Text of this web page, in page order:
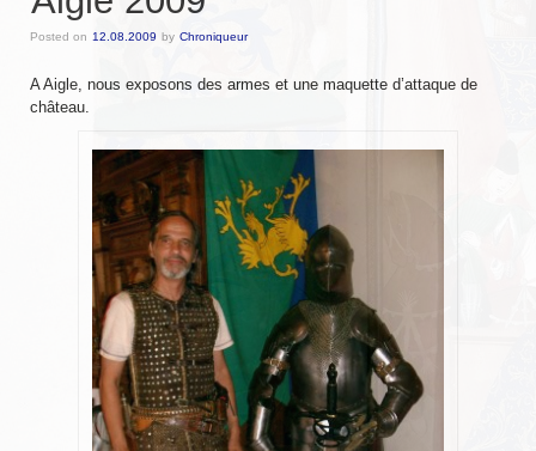
Messire Denis
Messire Catherine
Messire Edite
Messire Laurent
Clairemonde
Posted on 12.08.2009 by Chroniqueur
A Aigle, nous exposons des armes et une maquette d’attaque de
château.